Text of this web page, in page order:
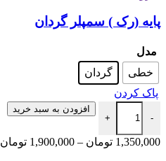
پایه (رک ) سمپلر گردان
مدل
خطی
گردان
پاک کردن
-
+
افزودن به سبد خرید
1,350,000 تومان –
1,900,000 تومان